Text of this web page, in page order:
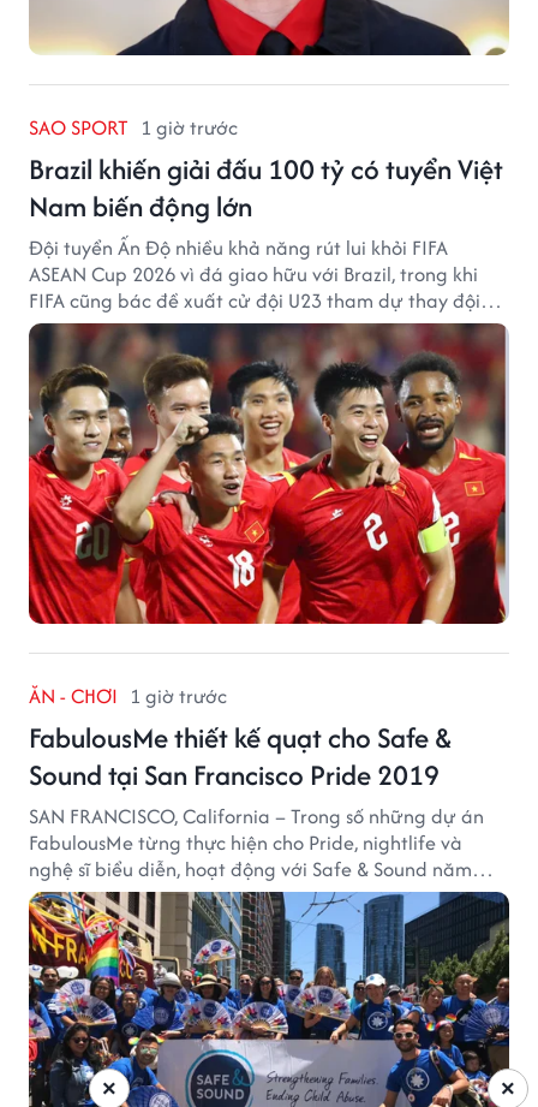
SAO SPORT 1 giờ trước
Brazil khiến giải đấu 100 tỷ có tuyển Việt
Nam biến động lớn
Đội tuyển Ấn Độ nhiều khả năng rút lui khỏi FIFA
ASEAN Cup 2026 vì đá giao hữu với Brazil, trong khi
FIFA cũng bác đề xuất cử đội U23 tham dự thay đội
tuyển quốc gia.
ĂN - CHƠI 1 giờ trước
FabulousMe thiết kế quạt cho Safe &
Sound tại San Francisco Pride 2019
SAN FRANCISCO, California – Trong số những dự án
FabulousMe từng thực hiện cho Pride, nightlife và
nghệ sĩ biểu diễn, hoạt động với Safe & Sound năm
2019 mang một bối cảnh khác biệt. Safe & Sound là tổ
chức phi lợi nhuận tại San Francisco hoạt động trong
lĩnh vực phòng ngừa bạo hành trẻ em, hỗ trợ gia đình
và xây dựng môi trường an toàn cho trẻ em.
×
×